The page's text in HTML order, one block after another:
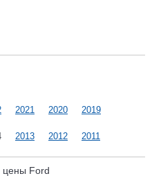
2021 2020 2019
2013 2012 2011
цены Ford